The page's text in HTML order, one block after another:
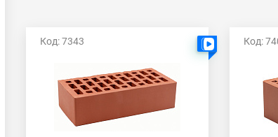
Код: 7343 Есть видеоКод: